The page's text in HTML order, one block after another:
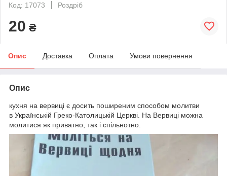
Код: 17073
Роздріб
20 ₴
Опис Доставка Оплата Умови повернення
Опис
кухня на вервиці є досить поширеним способом молитви
в Українській Греко-Католицькій Церкві. На Вервиці можна
молитися як приватно, так і спільнотно.